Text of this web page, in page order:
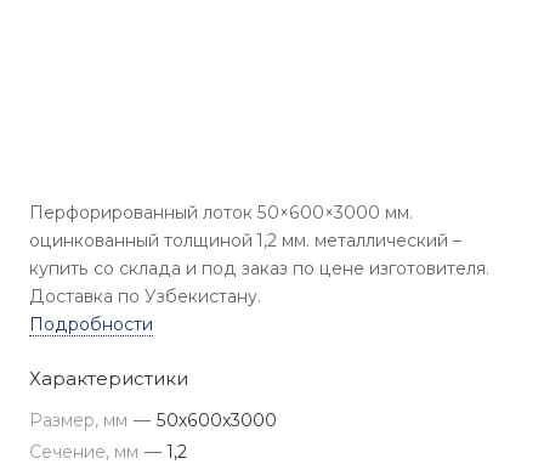
Перфорированный лоток 50×600×3000 мм.
оцинкованный толщиной 1,2 мм. металлический –
купить со склада и под заказ по цене изготовителя.
Доставка по Узбекистану.
Подробности
Характеристики
Размер, мм — 50x600x3000
Сечение, мм — 1,2